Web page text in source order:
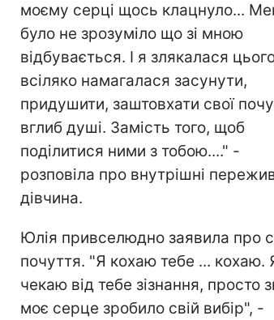
моєму серці щось клацнуло...
було не зрозуміло що зі мною
відбувається. І я злякалася
всіляко намагалася засунути,
придушити, заштовхати свої
вглиб душі. Замість того, щоб
поділитися ними з тобою...." -
розповіла про внутрішні
дівчина.
Юлія привселюдно заявила про
почуття. "Я кохаю тебе ... кохаю.
чекаю від тебе зізнання, просто
моє серце зробило свій вибір", -